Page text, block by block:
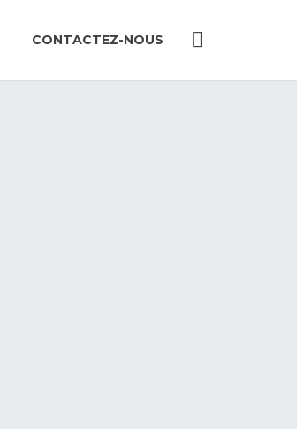
CONTACTEZ-NOUS